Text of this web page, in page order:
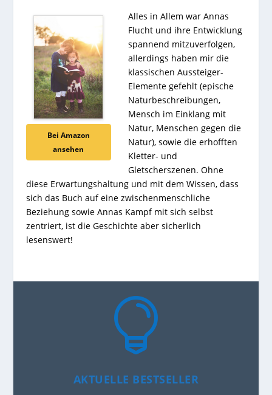
Bei Amazon
ansehen
Alles in Allem war Annas
Flucht und ihre Entwicklung
spannend mitzuverfolgen,
allerdings haben mir die
klassischen Aussteiger-
Elemente gefehlt (epische
Naturbeschreibungen,
Mensch im Einklang mit
Natur, Menschen gegen die
Natur), sowie die erhofften
Kletter- und
Gletscherszenen. Ohne
diese Erwartungshaltung und mit dem Wissen, dass
sich das Buch auf eine zwischenmenschliche
Beziehung sowie Annas Kampf mit sich selbst
zentriert, ist die Geschichte aber sicherlich
lesenswert!

AKTUELLE BESTSELLER